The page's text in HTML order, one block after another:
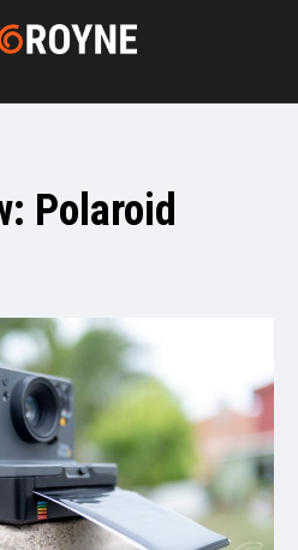
Polaroid